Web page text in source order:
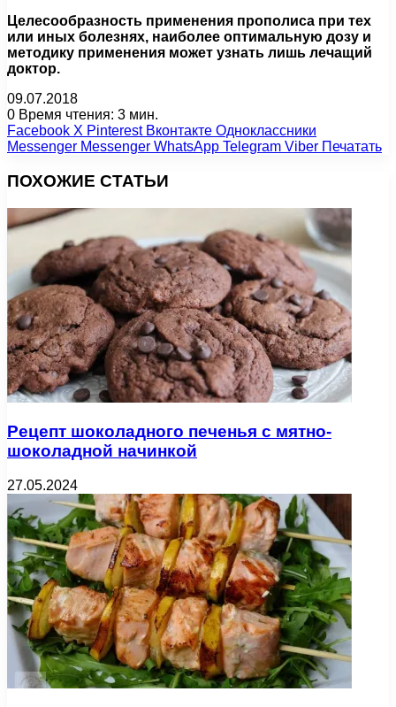
Целесообразность применения прополиса при тех
или иных болезнях, наиболее оптимальную дозу и
методику применения может узнать лишь лечащий
доктор.
09.07.2018
0 Время чтения: 3 мин.
Facebook X Pinterest Вконтакте Одноклассники
Messenger Messenger WhatsApp Telegram Viber Печатать
ПОХОЖИЕ СТАТЬИ
Рецепт шоколадного печенья с мятно-
шоколадной начинкой
27.05.2024